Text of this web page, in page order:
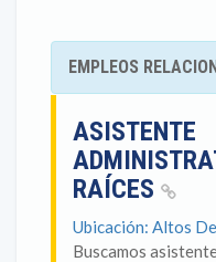
EMPLEOS
ASISTENTE
RAÍCES
Ubicación: Altos
Buscamos